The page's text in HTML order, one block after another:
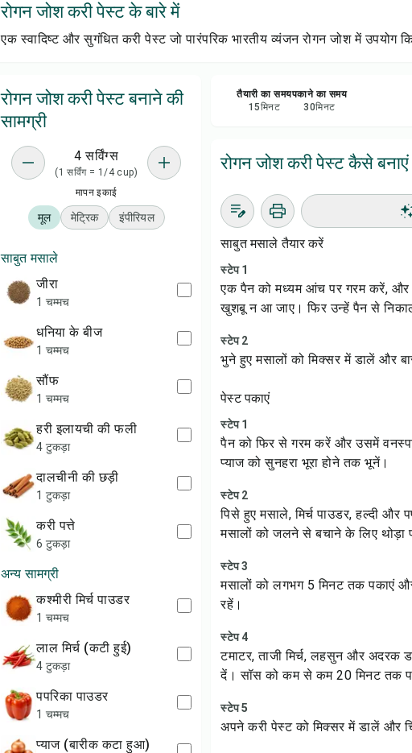
रोगन जोश करी पेस्ट के बारे में
एक स्वादिष्ट और सुगंधित करी पेस्ट जो पारंपरिक भारतीय व्यंजन रोगन जोश में उपयोग
रोगन जोश करी पेस्ट बनाने की
सामग्री
4 सर्विंग्स
(1 सर्विंग = 1/4 cup)
मापन इकाई
मूल मेट्रिक इंपीरियल
साबुत मसाले
जीरा
1 चम्मच
धनिया के बीज
1 चम्मच
सौंफ
1 चम्मच
हरी इलायची की फली
4 टुकड़ा
दालचीनी की छड़ी
1 टुकड़ा
करी पत्ते
6 टुकड़ा
अन्य सामग्री
कश्मीरी मिर्च पाउडर
1 चम्मच
लाल मिर्च (कटी हुई)
4 टुकड़ा
पपरिका पाउडर
1 चम्मच
प्याज (बारीक कटा हुआ)
तैयारी का समय
15मिनट
पकाने का समय
30मिनट
रोगन जोश करी पेस्ट कैसे बनाएं
साबुत मसाले तैयार करें
स्टेप 1
एक पैन को मध्यम आंच पर गरम करें,
खुशबू न आ जाए। फिर उन्हें पैन से
स्टेप 2
भुने हुए मसालों को मिक्सर में डालें और
पेस्ट पकाएं
स्टेप 1
पैन को फिर से गरम करें और उसमें
प्याज को सुनहरा भूरा होने तक भूनें।
स्टेप 2
पिसे हुए मसाले, मिर्च पाउडर, हल्दी
मसालों को जलने से बचाने के लिए थोड़ा
स्टेप 3
मसालों को लगभग 5 मिनट तक पकाएं
रहें।
स्टेप 4
टमाटर, ताजी मिर्च, लहसुन और
दें। सॉस को कम से कम 20 मिनट तक
स्टेप 5
अपने करी पेस्ट को मिक्सर में डालें और